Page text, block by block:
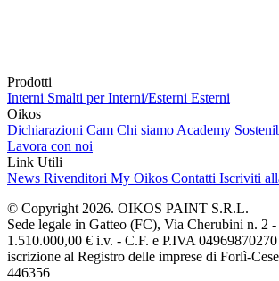
Prodotti
Interni Smalti per Interni/Esterni Esterni
Oikos
Dichiarazioni Cam Chi siamo Academy
Lavora con noi
Link Utili
News Rivenditori My Oikos Contatti Iscriviti
© Copyright 2026. OIKOS PAINT S.R.L.
Sede legale in Gatteo (FC), Via Cherubini n. 2
1.510.000,00 € i.v. - C.F. e P.IVA
iscrizione al Registro delle imprese di Forlì-
446356